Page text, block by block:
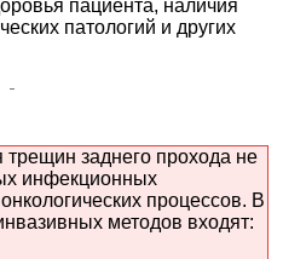
Запись
16; м. Краснопресненская
Запись
пациента, наличия
патологий и других
заднего прохода не
инфекционных
процессов. В
методов входят: